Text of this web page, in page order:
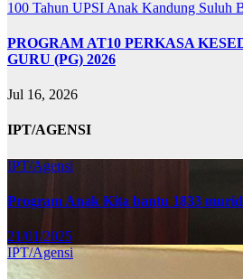
100 Tahun UPSI Anak Kandung Suluh
PROGRAM AT10 PERKASA
GURU (PG) 2026
Jul 16, 2026
IPT/AGENSI
IPT/Agensi
Program Anak Kita bantu 1833
21/01/2025
IPT/Agensi